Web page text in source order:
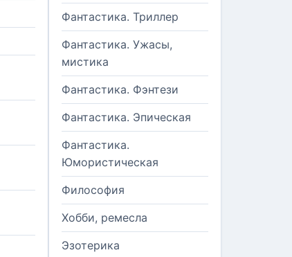
Фантастика. Триллер
Фантастика. Ужасы,
мистика
Фантастика. Фэнтези
Фантастика. Эпическая
Фантастика.
Юмористическая
Философия
Хобби, ремесла
Эзотерика